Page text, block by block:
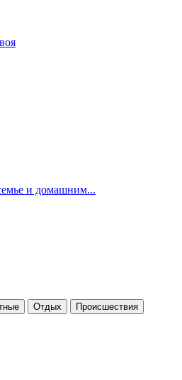
и домашним...
Отдых Проиcшествия